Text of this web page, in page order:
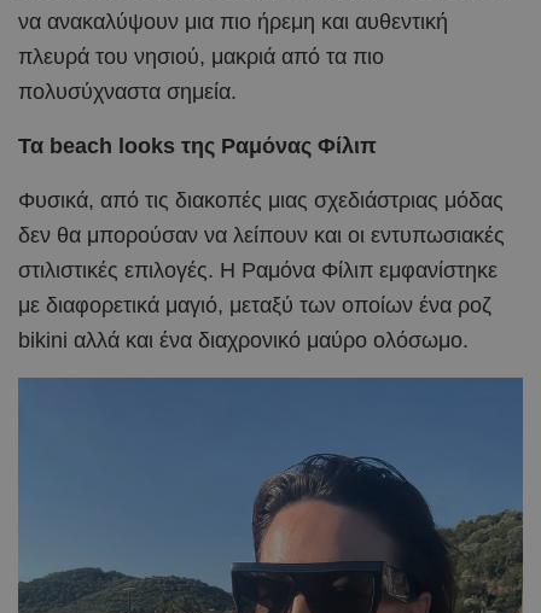
να ανακαλύψουν μια πιο ήρεμη και αυθεντική
πλευρά του νησιού, μακριά από τα πιο
πολυσύχναστα σημεία.
Τα beach looks της Ραμόνας Φίλιπ
Φυσικά, από τις διακοπές μιας σχεδιάστριας μόδας
δεν θα μπορούσαν να λείπουν και οι εντυπωσιακές
στιλιστικές επιλογές. Η Ραμόνα Φίλιπ εμφανίστηκε
με διαφορετικά μαγιό, μεταξύ των οποίων ένα ροζ
bikini αλλά και ένα διαχρονικό μαύρο ολόσωμο.